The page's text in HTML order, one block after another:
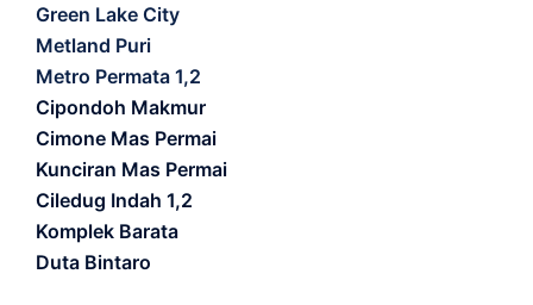
Green Lake City
Metland Puri
Metro Permata 1,2
Cipondoh Makmur
Cimone Mas Permai
Kunciran Mas Permai
Ciledug Indah 1,2
Komplek Barata
Duta Bintaro